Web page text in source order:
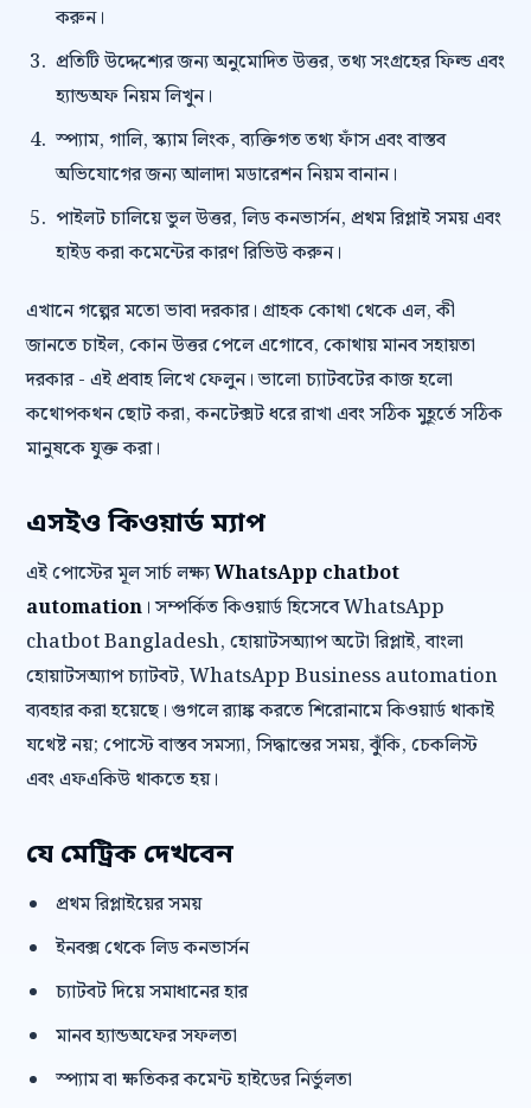
করুন।
প্রতিটি উদ্দেশ্যের জন্য অনুমোদিত উত্তর, তথ্য সংগ্রহের ফিল্ড এবং
হ্যান্ডঅফ নিয়ম লিখুন।
স্প্যাম, গালি, স্ক্যাম লিংক, ব্যক্তিগত তথ্য ফাঁস এবং বাস্তব
অভিযোগের জন্য আলাদা মডারেশন নিয়ম বানান।
পাইলট চালিয়ে ভুল উত্তর, লিড কনভার্সন, প্রথম রিপ্লাই সময় এবং
হাইড করা কমেন্টের কারণ রিভিউ করুন।
এখানে গল্পের মতো ভাবা দরকার। গ্রাহক কোথা থেকে এল, কী
জানতে চাইল, কোন উত্তর পেলে এগোবে, কোথায় মানব সহায়তা
দরকার - এই প্রবাহ লিখে ফেলুন। ভালো চ্যাটবটের কাজ হলো
কথোপকথন ছোট করা, কনটেক্সট ধরে রাখা এবং সঠিক মুহূর্তে সঠিক
মানুষকে যুক্ত করা।
এসইও কিওয়ার্ড ম্যাপ
এই পোস্টের মূল সার্চ লক্ষ্যWhatsApp chatbot
automation । সম্পর্কিত কিওয়ার্ড হিসেবে WhatsApp
chatbot Bangladesh, হোয়াটসঅ্যাপ অটো রিপ্লাই, বাংলা
হোয়াটসঅ্যাপ চ্যাটবট, WhatsApp Business automation
ব্যবহার করা হয়েছে। গুগলে র‍্যাঙ্ক করতে শিরোনামে কিওয়ার্ড থাকাই
যথেষ্ট নয়; পোস্টে বাস্তব সমস্যা, সিদ্ধান্তের সময়, ঝুঁকি, চেকলিস্ট
এবং এফএকিউ থাকতে হয়।
যে মেট্রিক দেখবেন
প্রথম রিপ্লাইয়ের সময়
ইনবক্স থেকে লিড কনভার্সন
চ্যাটবট দিয়ে সমাধানের হার
মানব হ্যান্ডঅফের সফলতা
স্প্যাম বা ক্ষতিকর কমেন্ট হাইডের নির্ভুলতা